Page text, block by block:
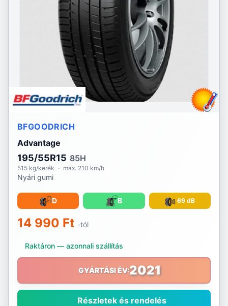
BFGOODRICH
Advantage
195/55R15 85H
515 kg/kerék · max. 210 km/h
Nyári gumi
D B 69 dB
14 990 Ft -tól
Raktáron — azonnali szállítás
GYÁRTÁSI ÉV:2021
Részletek és rendelés